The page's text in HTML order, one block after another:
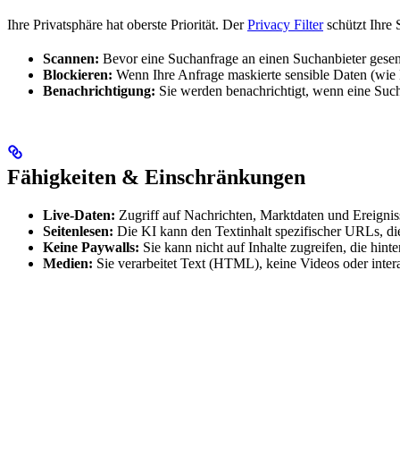
Ihre Privatsphäre hat oberste Priorität. DerPrivacy Filterschützt Ihre
Scannen: Bevor eine Suchanfrage an einen Suchanbieter
Blockieren: Wenn Ihre Anfrage maskierte sensible Daten
Benachrichtigung: Sie werden benachrichtigt, wenn eine
Fähigkeiten & Einschränkungen
Live-Daten: Zugriff auf Nachrichten, Marktdaten und
Seitenlesen: Die KI kann den Textinhalt spezifischer URLs,
Keine Paywalls: Sie kann nicht auf Inhalte zugreifen, die
Medien: Sie verarbeitet Text (HTML), keine Videos oder